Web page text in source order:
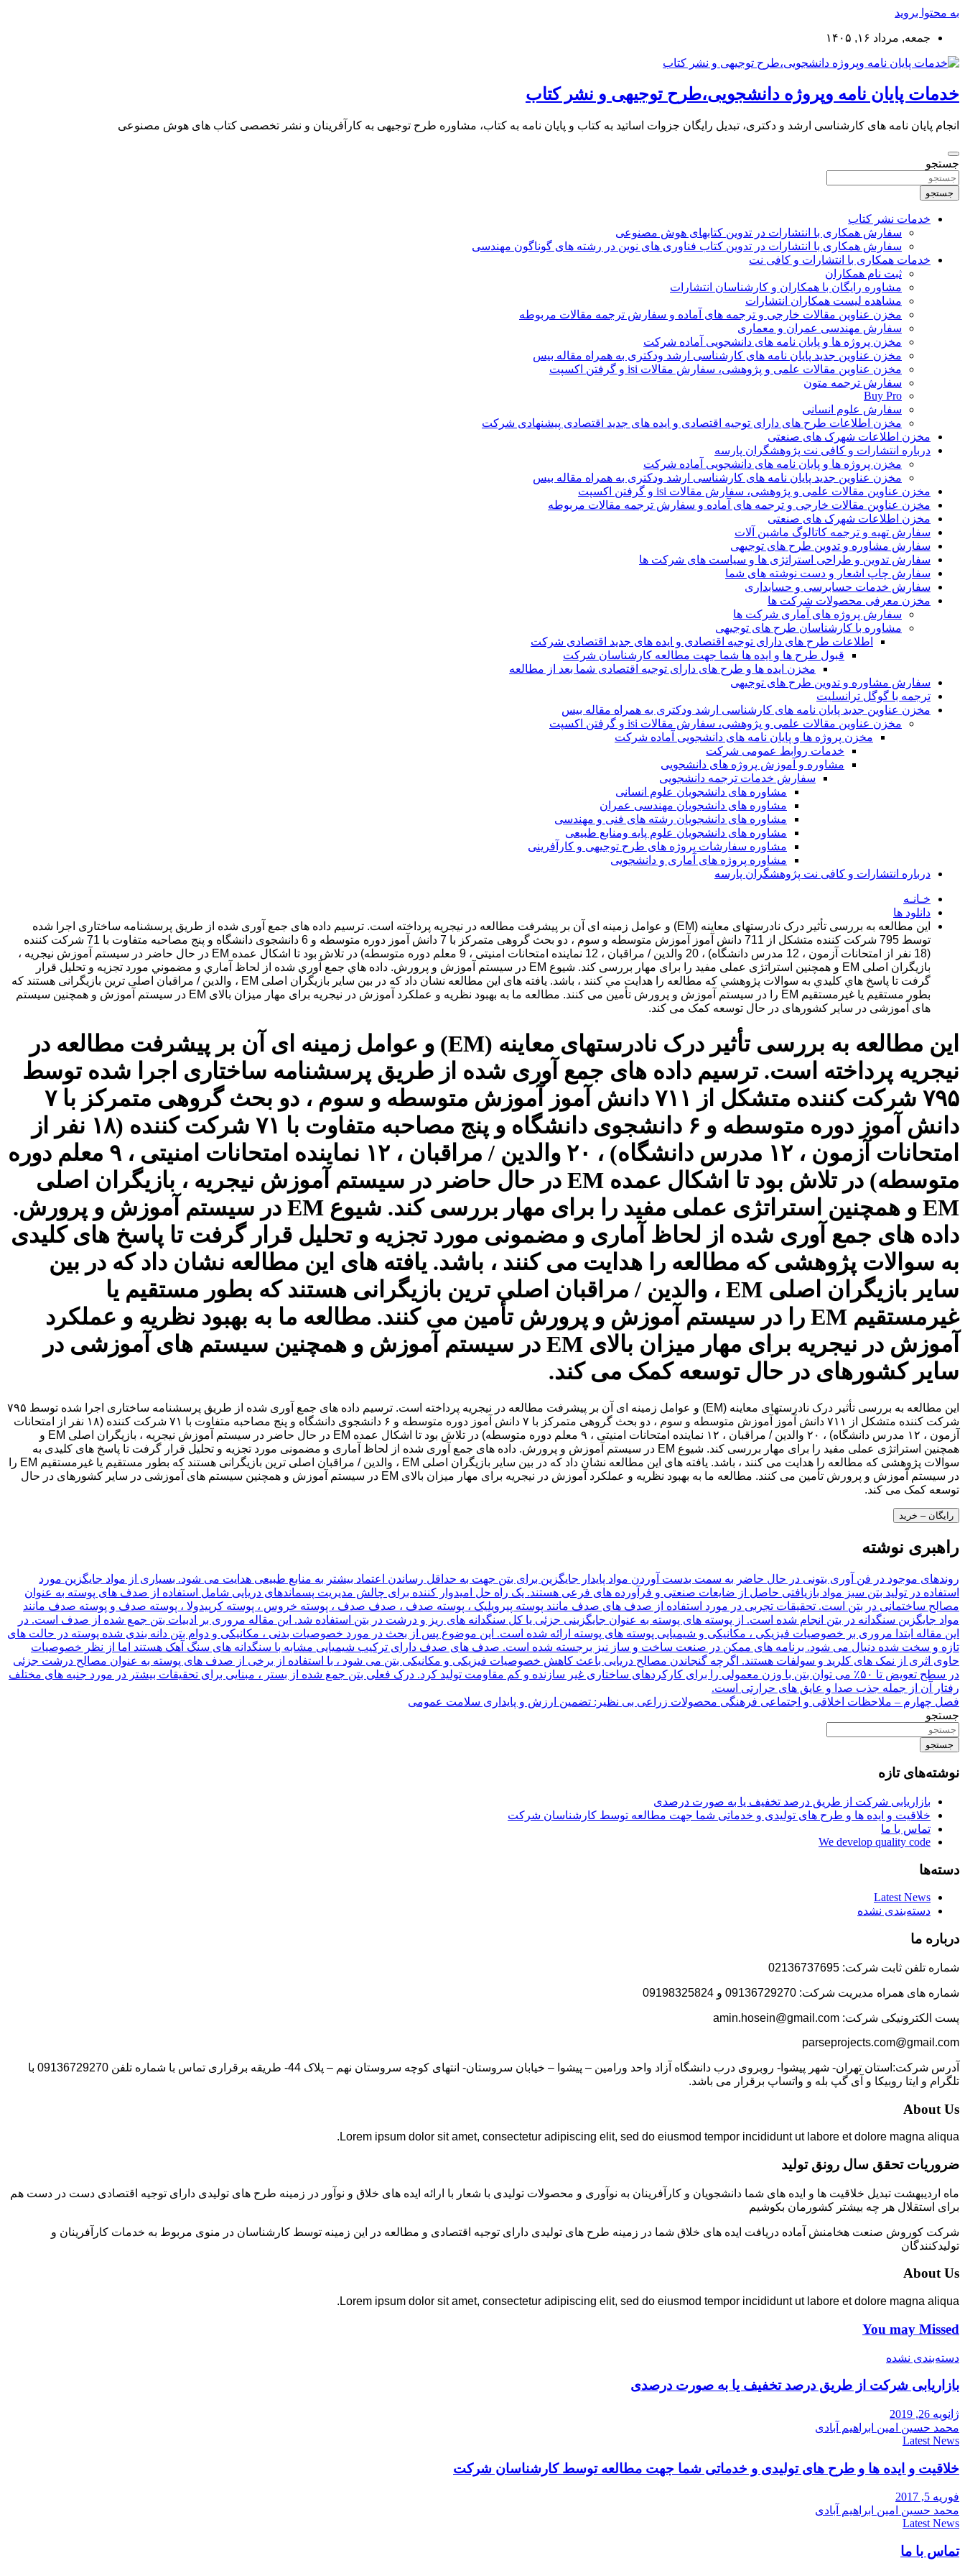
به محتوا بروید
جمعه, مرداد ۱۶, ۱۴۰۵
خدمات پایان نامه وپروژه دانشجویی،طرح توجیهی و نشر کتاب
انجام پایان نامه های کارشناسی ارشد و دکتری، تبدیل رایگان جزوات اساتید به کتاب و پایان نامه به کتاب، مشاوره طرح توجیهی به کارآفرینان و نشر تخصصی کتاب های هوش مصنوعی
جستجو
جستجو
خدمات نشر کتاب
سفارش همکاری با انتشارات در تدوین کتابهای هوش مصنوعی
سفارش همکاری با انتشارات در تدوین کتاب فناوری های نوین در رشته های گوناگون مهندسی
خدمات همکاری با انتشارات و کافی نت
ثبت نام همکاران
مشاوره رایگان با همکاران و کارشناسان انتشارات
مشاهده لیست همکاران انتشارات
مخزن عناوین مقالات خارجی و ترجمه های آماده و سفارش ترجمه مقالات مربوطه
سفارش مهندسی عمران و معماری
مخزن پروژه ها و پایان نامه های دانشجویی آماده شرکت
مخزن عناوین جدید پایان نامه های کارشناسی ارشد ودکتری به همراه مقاله بیس
مخزن عناوین مقالات علمی و پژوهشی، سفارش مقالات isi و گرفتن اکسپت
سفارش ترجمه متون
Buy Pro
سفارش علوم انسانی
مخزن اطلاعات طرح های دارای توجیه اقتصادی و ایده های جدید اقتصادی پیشنهادی شرکت
مخزن اطلاعات شهرک های صنعتی
درباره انتشارات و کافی نت پژوهشگران پارسه
مخزن پروژه ها و پایان نامه های دانشجویی آماده شرکت
مخزن عناوین جدید پایان نامه های کارشناسی ارشد ودکتری به همراه مقاله بیس
مخزن عناوین مقالات علمی و پژوهشی، سفارش مقالات isi و گرفتن اکسپت
مخزن عناوین مقالات خارجی و ترجمه های آماده و سفارش ترجمه مقالات مربوطه
مخزن اطلاعات شهرک های صنعتی
سفارش تهیه و ترجمه کاتالوگ ماشین آلات
سفارش مشاوره و تدوین طرح های توجیهی
سفارش تدوین و طراحی استراتژی ها و سیاست های شرکت ها
سفارش چاپ اشعار و دست نوشته های شما
سفارش خدمات حسابرسی و حسابداری
مخزن معرفی محصولات شرکت ها
سفارش پروژه های آماری شرکت ها
مشاوره با کارشناسان طرح های توجیهی
اطلاعات طرح های دارای توجیه اقتصادی و ایده های جدید اقتصادی شرکت
قبول طرح ها و ایده ها شما جهت مطالعه کارشناسان شرکت
مخزن ایده ها و طرح های دارای توجیه اقتصادی شما بعد از مطالعه
سفارش مشاوره و تدوین طرح های توجیهی
ترجمه با گوگل ترانسلیت
مخزن عناوین جدید پایان نامه های کارشناسی ارشد ودکتری به همراه مقاله بیس
مخزن عناوین مقالات علمی و پژوهشی، سفارش مقالات isi و گرفتن اکسپت
مخزن پروژه ها و پایان نامه های دانشجویی آماده شرکت
خدمات روابط عمومی شرکت
مشاوره و آموزش پروژه های دانشجویی
سفارش خدمات ترجمه دانشجویی
مشاوره های دانشجویان علوم انسانی
مشاوره های دانشجویان مهندسی عمران
مشاوره های دانشجویان رشته های فنی و مهندسی
مشاوره های دانشجویان علوم پایه ومنابع طبیعی
مشاوره سفارشات پروژه های طرح توجیهی و کارآفرینی
مشاوره پروژه های آماری و دانشجویی
درباره انتشارات و کافی نت پژوهشگران پارسه
خـانـه
دانلود ها
این مطالعه به بررسی تأثیر درک نادرستهای معاینه (EM) و عوامل زمینه ای آن بر پیشرفت مطالعه در نیجریه پرداخته است. ترسیم داده های جمع آوری شده از طریق پرسشنامه ساختاری اجرا شده
توسط 795 شرکت کننده متشکل از 711 دانش آموز آموزش متوسطه و سوم ، دو بحث گروهی متمرکز با 7 دانش آموز دوره متوسطه و 6 دانشجوی دانشگاه و پنج مصاحبه متفاوت با 71 شرکت کننده
(18 نفر از امتحانات آزمون ، 12 مدرس دانشگاه) ، 20 والدین / مراقبان ، 12 نماینده امتحانات امنیتی ، 9 معلم دوره متوسطه) در تلاش بود تا اشکال عمده EM در حال حاضر در سیستم آموزش نیجریه ،
بازیگران اصلی EM و همچنین استراتژی عملی مفید را برای مهار بررسی کند. شیوع EM در سیستم آموزش و پرورش. داده هاي جمع آوري شده از لحاظ آماري و مضموني مورد تجزيه و تحليل قرار
گرفت تا پاسخ هاي كليدي به سوالات پژوهشي كه مطالعه را هدايت مي كنند ، باشد. یافته های این مطالعه نشان داد که در بین سایر بازیگران اصلی EM ، والدین / مراقبان اصلی ترین بازیگرانی هستند که
بطور مستقیم یا غیرمستقیم EM را در سیستم آموزش و پرورش تأمین می کنند. مطالعه ما به بهبود نظریه و عملکرد آموزش در نیجریه برای مهار میزان بالای EM در سیستم آموزش و همچنین سیستم
های آموزشی در سایر کشورهای در حال توسعه کمک می کند.
این مطالعه به بررسی تأثیر درک نادرستهای معاینه (EM) و عوامل زمینه ای آن بر پیشرفت مطالعه در
نیجریه پرداخته است. ترسیم داده های جمع آوری شده از طریق پرسشنامه ساختاری اجرا شده توسط
۷۹۵ شرکت کننده متشکل از ۷۱۱ دانش آموز آموزش متوسطه و سوم ، دو بحث گروهی متمرکز با ۷
دانش آموز دوره متوسطه و ۶ دانشجوی دانشگاه و پنج مصاحبه متفاوت با ۷۱ شرکت کننده (۱۸ نفر از
امتحانات آزمون ، ۱۲ مدرس دانشگاه) ، ۲۰ والدین / مراقبان ، ۱۲ نماینده امتحانات امنیتی ، ۹ معلم دوره
متوسطه) در تلاش بود تا اشکال عمده EM در حال حاضر در سیستم آموزش نیجریه ، بازیگران اصلی
EM و همچنین استراتژی عملی مفید را برای مهار بررسی کند. شیوع EM در سیستم آموزش و پرورش.
داده های جمع آوری شده از لحاظ آماری و مضمونی مورد تجزیه و تحلیل قرار گرفت تا پاسخ های کلیدی
به سوالات پژوهشی که مطالعه را هدایت می کنند ، باشد. یافته های این مطالعه نشان داد که در بین
سایر بازیگران اصلی EM ، والدین / مراقبان اصلی ترین بازیگرانی هستند که بطور مستقیم یا
غیرمستقیم EM را در سیستم آموزش و پرورش تأمین می کنند. مطالعه ما به بهبود نظریه و عملکرد
آموزش در نیجریه برای مهار میزان بالای EM در سیستم آموزش و همچنین سیستم های آموزشی در
سایر کشورهای در حال توسعه کمک می کند.
این مطالعه به بررسی تأثیر درک نادرستهای معاینه (EM) و عوامل زمینه ای آن بر پیشرفت مطالعه در نیجریه پرداخته است. ترسیم داده های جمع آوری شده از طریق پرسشنامه ساختاری اجرا شده توسط ۷۹۵
شرکت کننده متشکل از ۷۱۱ دانش آموز آموزش متوسطه و سوم ، دو بحث گروهی متمرکز با ۷ دانش آموز دوره متوسطه و ۶ دانشجوی دانشگاه و پنج مصاحبه متفاوت با ۷۱ شرکت کننده (۱۸ نفر از امتحانات
آزمون ، ۱۲ مدرس دانشگاه) ، ۲۰ والدین / مراقبان ، ۱۲ نماینده امتحانات امنیتی ، ۹ معلم دوره متوسطه) در تلاش بود تا اشکال عمده EM در حال حاضر در سیستم آموزش نیجریه ، بازیگران اصلی EM و
همچنین استراتژی عملی مفید را برای مهار بررسی کند. شیوع EM در سیستم آموزش و پرورش. داده های جمع آوری شده از لحاظ آماری و مضمونی مورد تجزیه و تحلیل قرار گرفت تا پاسخ های کلیدی به
سوالات پژوهشی که مطالعه را هدایت می کنند ، باشد. یافته های این مطالعه نشان داد که در بین سایر بازیگران اصلی EM ، والدین / مراقبان اصلی ترین بازیگرانی هستند که بطور مستقیم یا غیرمستقیم EM را
در سیستم آموزش و پرورش تأمین می کنند. مطالعه ما به بهبود نظریه و عملکرد آموزش در نیجریه برای مهار میزان بالای EM در سیستم آموزش و همچنین سیستم های آموزشی در سایر کشورهای در حال
توسعه کمک می کند.
رایگان – خرید
راهبری نوشته
روندهای موجود در فن آوری بتونی در حال حاضر به سمت بدست آوردن مواد پایدار جایگزین برای بتن جهت به حداقل رساندن اعتماد بیشتر به منابع طبیعی هدایت می شود. بسیاری از مواد جایگزین مورد
استفاده در تولید بتن سبز مواد بازیافتی حاصل از ضایعات صنعتی و فرآورده های فرعی هستند. یک راه حل امیدوار کننده برای چالش مدیریت پسماندهای دریایی شامل استفاده از صدف های پوسته به عنوان
مصالح ساختمانی در بتن است. تحقیقات تجربی در مورد استفاده از صدف های صدف مانند پوسته پیرویلیک ، پوسته صدف ، صدف صدف ، پوسته خروس ، پوسته کرپیدولا ، پوسته صدف و پوسته صدف مانند
مواد جایگزین سنگدانه در بتن انجام شده است. از پوسته های پوسته به عنوان جایگزینی جزئی یا کل سنگدانه های ریز و درشت در بتن استفاده شد. این مقاله مروری بر ادبیات بتن جمع شده از صدف است. در
این مقاله ابتدا مروری بر خصوصیات فیزیکی ، مکانیکی و شیمیایی پوسته های پوسته ارائه شده است. این موضوع پس از بحث در مورد خصوصیات بدنی ، مکانیکی و دوام بتن دانه بندی شده پوسته در حالت های
تازه و سخت شده دنبال می شود. برنامه های ممکن در صنعت ساخت و ساز نیز برجسته شده است. صدف های صدف دارای ترکیب شیمیایی مشابه با سنگدانه های سنگ آهک هستند اما از نظر خصوصیات
حاوی اثری از نمک های کلرید و سولفات هستند. اگرچه گنجاندن مصالح دریایی باعث کاهش خصوصیات فیزیکی و مکانیکی بتن می شود ، با استفاده از برخی از صدف های پوسته به عنوان مصالح درشت جزئی
در سطح تعویض تا ۵۰٪ می توان بتن با وزن معمولی را برای کارکردهای ساختاری غیر سازنده و کم مقاومت تولید کرد. درک فعلی بتن جمع شده از بستر ، مبنایی برای تحقیقات بیشتر در مورد جنبه های مختلف
رفتار آن از جمله جذب صدا و عایق های حرارتی است.
فصل چهارم – ملاحظات اخلاقی و اجتماعی فرهنگی محصولات زراعی بی نظیر: تضمین ارزش و پایداری سلامت عمومی
جستجو
جستجو
نوشته‌های تازه
بازاریابی شرکت از طریق درصد تخفیف یا به صورت درصدی
خلاقیت و ایده ها و طرح های تولیدی و خدماتی شما جهت مطالعه توسط کارشناسان شرکت
تماس با ما
We develop quality code
دسته‌ها
Latest News
دسته‌بندی نشده
درباره ما
شماره تلفن ثابت شرکت: 02136737695
شماره های همراه مدیریت شرکت: 09136729270 و 09198325824
پست الکترونیکی شرکت: amin.hosein@gmail.com
parseprojects.com@gmail.com
آدرس شرکت:استان تهران- شهر پیشوا- روبروی درب دانشگاه آزاد واحد ورامین – پیشوا – خیابان سروستان- انتهای کوچه سروستان نهم – پلاک 44- طریقه برقراری تماس با شماره تلفن 09136729270 با
تلگرام و ایتا روبیکا و آی گپ بله و واتساپ برقرار می باشد.
About Us
Lorem ipsum dolor sit amet, consectetur adipiscing elit, sed do eiusmod tempor incididunt ut labore et dolore magna aliqua.
ضروریات تحقق سال رونق تولید
ماه اردیبهشت تبدیل خلاقیت ها و ایده های شما دانشجویان و کارآفرینان به نوآوری و محصولات تولیدی با شعار با ارائه ایده های خلاق و نوآور در زمینه طرح های تولیدی دارای توجیه اقتصادی دست در دست هم
برای استقلال هر چه بیشتر کشورمان بکوشیم
شرکت کوروش صنعت هخامنش آماده دریافت ایده های خلاق شما در زمینه طرح های تولیدی دارای توجیه اقتصادی و مطالعه در این زمینه توسط کارشناسان در منوی مربوط به خدمات کارآفرینان و
تولیدکنندگان
About Us
Lorem ipsum dolor sit amet, consectetur adipiscing elit, sed do eiusmod tempor incididunt ut labore et dolore magna aliqua.
You may Missed
دسته‌بندی نشده
بازاریابی شرکت از طریق درصد تخفیف یا به صورت درصدی
ژانویه 26, 2019
محمد حسین امین ابراهیم آبادی
Latest News
خلاقیت و ایده ها و طرح های تولیدی و خدماتی شما جهت مطالعه توسط کارشناسان شرکت
فوریه 5, 2017
محمد حسین امین ابراهیم آبادی
Latest News
تماس با ما